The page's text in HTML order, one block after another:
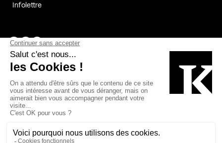
Infolettre
Page Facebook de Kollectif
Page Instagram de Kollectif
Page Linkedin de Kollectif
Bâtiment-Durable-Québec-1
Esquisses-1IRAC-1
MP-1 v2com-1